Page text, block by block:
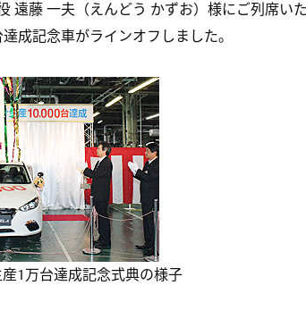
遠藤 一夫（えんどう かずお）様にご列席いた
成記念車がラインオフしました。
産1万台達成記念式典の様子